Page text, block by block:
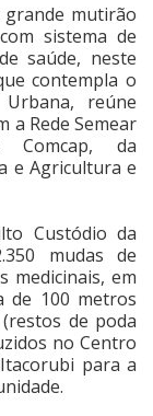
grande mutirão
sistema de
saúde, neste
contempla o
reúne
a Rede Semear
da
e Agricultura e
Custódio da
mudas de
medicinais, em
de 100 metros
de poda
no Centro
para a